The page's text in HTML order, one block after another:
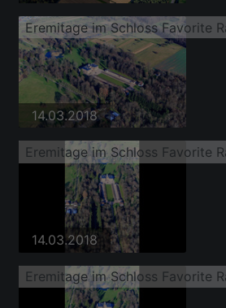
Eremitage im Schloss Favorite
14.03.2018
Eremitage im Schloss Favorite
14.03.2018
Eremitage im Schloss Favorite